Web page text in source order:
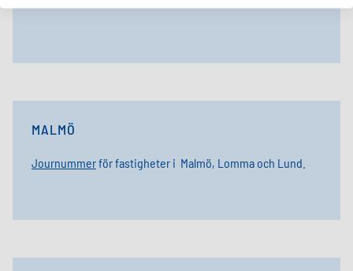
MALMÖ
Journummerför fastigheter i Malmö, Lomma och Lund.